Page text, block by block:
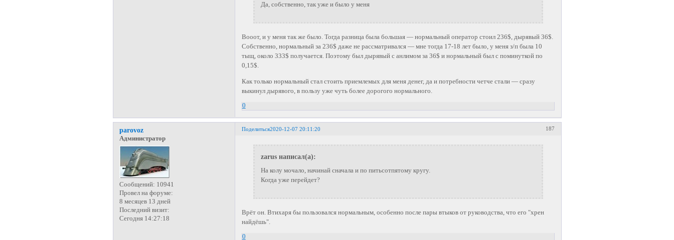
Да, собственно, так уже и было у меня
Вооот, и у меня так же было. Тогда разница была большая — нормальный оператор стоил 236$, дырявый 36$.
Собственно, нормальный за 236$ даже не рассматривался — мне тогда 17-18 лет было, у меня з/п была 10
тыщ, около 333$ получается. Поэтому был дырявый с анлимом за 36$ и нормальный был с поминуткой по
0,15$.
Как только нормальный стал стоить приемлемых для меня денег, да и потребности четче стали — сразу
выкинул дырявого, в пользу уже чуть более дорогого нормального.
0
Поделиться 187
2020-12-07 20:11:20
parovoz
Администратор
Сообщений: 10941
Провел на форуме:
8 месяцев 13 дней
Последний визит:
Сегодня 14:27:18
zarus написал(а):
На колу мочало, начинай сначала и по питьсотпятому кругу.
Когда уже перейдет?
Врёт он. Втихаря бы пользовался нормальным, особенно после пары втыков от руководства, что его "хрен
найдёшь".
0